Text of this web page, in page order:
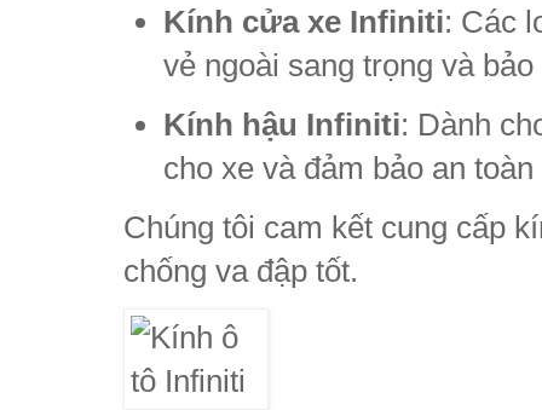
Kính cửa xe Infiniti: Các
vẻ ngoài sang trọng và
Kính hậu Infiniti: Dành
cho xe và đảm bảo an
Chúng tôi cam kết cung cấp
chống va đập tốt.